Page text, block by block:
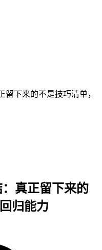
留下来的不是技巧清单，
真正留下来的
归能力